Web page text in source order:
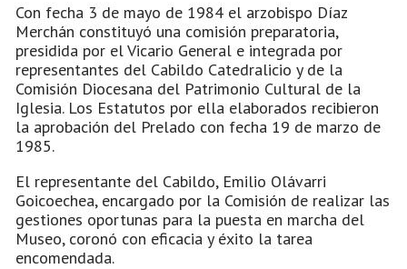
Con fecha 3 de mayo de 1984 el arzobispo Díaz
Merchán constituyó una comisión preparatoria,
presidida por el Vicario General e integrada por
representantes del Cabildo Catedralicio y de la
Comisión Diocesana del Patrimonio Cultural de la
Iglesia. Los Estatutos por ella elaborados recibieron
la aprobación del Prelado con fecha 19 de marzo de
1985.
El representante del Cabildo, Emilio Olávarri
Goicoechea, encargado por la Comisión de realizar las
gestiones oportunas para la puesta en marcha del
Museo, coronó con eficacia y éxito la tarea
encomendada.